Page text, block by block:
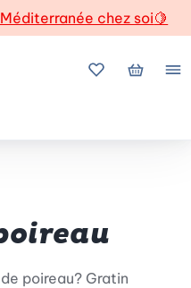
chez soi🍋
Mes favoris
Mon
poireau? Gratin